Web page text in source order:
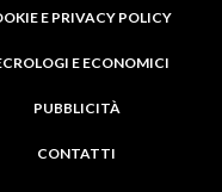
E PRIVACY POLICY
E ECONOMICI
PUBBLICITÀ
CONTATTI